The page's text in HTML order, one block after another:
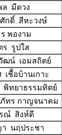
ล มีดวง
กดิ์ สีหะวงษ์
พองาม
ร รูปใส
ฒน์ เอมสถิตย์
เชื้อบ้านเกาะ
พิทยาธรรมทิตย์
ทร กาญจนาคม
ณ์ สิงห์ดี
นฤประชา